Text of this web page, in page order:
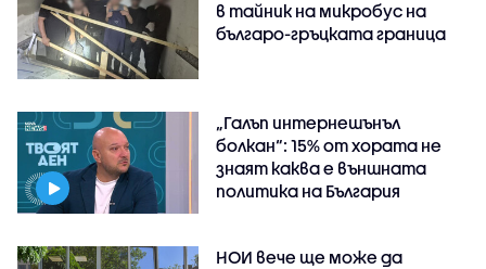
в тайник на микробус на
българо-гръцката граница
„Галъп интернешънъл
болкан“: 15% от хората не
знаят каква е външната
политика на България
НОИ вече ще може да